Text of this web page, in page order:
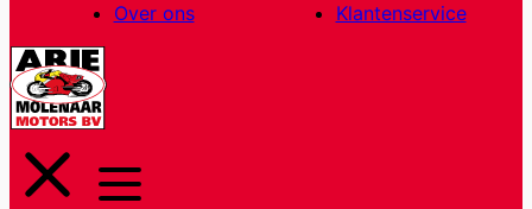
inhoud
Over ons
Klantenservice